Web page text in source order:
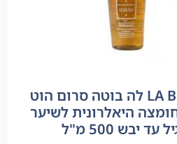
LA BEAUTE לה בוטה סרום הוט
היאלרונית לשיער
עד יבש 500 מ"ל